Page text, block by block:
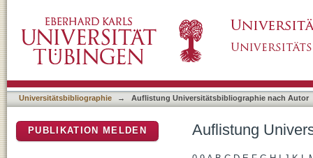
Universitätsbibliographie → Auflistung Universitätsbibliographie nach Autor
Auflistung
PUBLIKATION MELDEN